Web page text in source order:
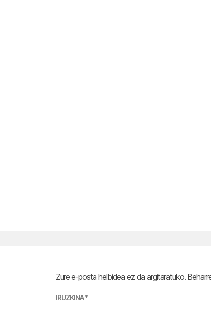
Zure e-posta helbidea ez da argitaratuko.
IRUZKINA*